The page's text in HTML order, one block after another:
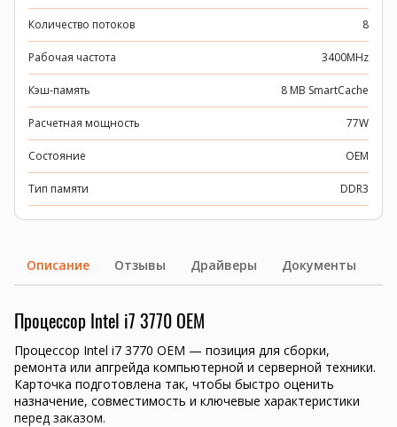
Количество потоков 8
Рабочая частота 3400MHz
Кэш-память 8 MB SmartCache
Расчетная мощность 77W
Состояние OEM
Тип памяти DDR3
Описание Отзывы Драйверы Документы
Процессор Intel i7 3770 OEM
Процессор Intel i7 3770 OEM — позиция для сборки,
ремонта или апгрейда компьютерной и серверной техники.
Карточка подготовлена так, чтобы быстро оценить
назначение, совместимость и ключевые характеристики
перед заказом.